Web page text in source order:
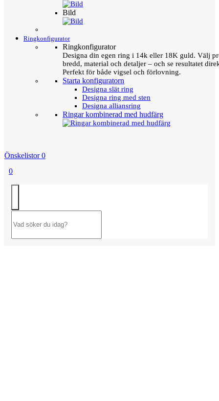
Bild
Ringkonfigurator
Ringkonfigurator
Designa din egen ring i 14k eller 18K guld. Välj
bredd, material och detaljer – och se resultatet
Perfekt för både vigsel och förlovning.
Starta konfiguratorn
Designa slät ring
Designa ring med sten
Designa alliansring
Ringar kombinerad med hudfärg
Önskelistor 0
0